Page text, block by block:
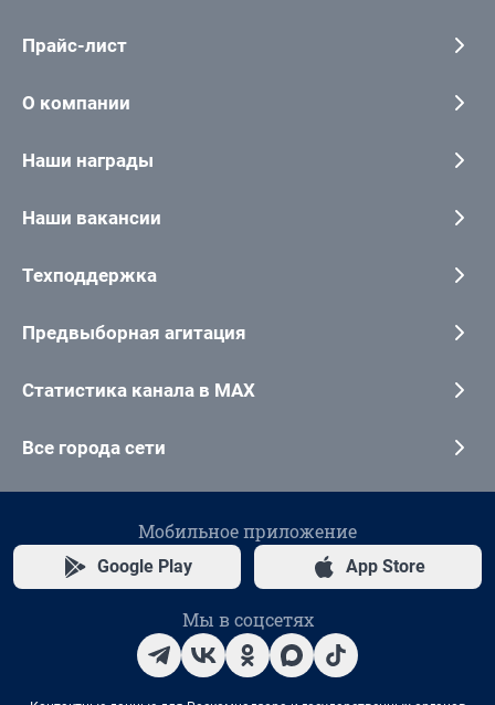
Прайс-лист
О компании
Наши награды
Наши вакансии
Техподдержка
Предвыборная агитация
Статистика канала в MAX
Все города сети
Мобильное приложение
Google Play App Store
Мы в соцсетях